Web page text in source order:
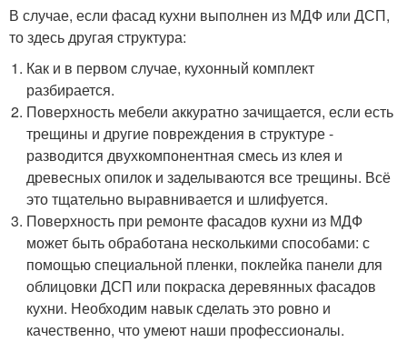
В случае, если фасад кухни выполнен из МДФ или ДСП,
то здесь другая структура:
Как и в первом случае, кухонный комплект
разбирается.
Поверхность мебели аккуратно зачищается, если есть
трещины и другие повреждения в структуре -
разводится двухкомпонентная смесь из клея и
древесных опилок и заделываются все трещины. Всё
это тщательно выравнивается и шлифуется.
Поверхность при ремонте фасадов кухни из МДФ
может быть обработана несколькими способами: с
помощью специальной пленки, поклейка панели для
облицовки ДСП или покраска деревянных фасадов
кухни. Необходим навык сделать это ровно и
качественно, что умеют наши профессионалы.